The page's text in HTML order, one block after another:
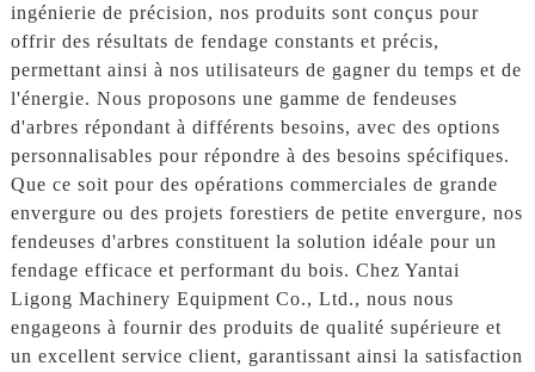
ingénierie de précision, nos produits sont conçus pour
offrir des résultats de fendage constants et précis,
permettant ainsi à nos utilisateurs de gagner du temps et de
l'énergie. Nous proposons une gamme de fendeuses
d'arbres répondant à différents besoins, avec des options
personnalisables pour répondre à des besoins spécifiques.
Que ce soit pour des opérations commerciales de grande
envergure ou des projets forestiers de petite envergure, nos
fendeuses d'arbres constituent la solution idéale pour un
fendage efficace et performant du bois. Chez Yantai
Ligong Machinery Equipment Co., Ltd., nous nous
engageons à fournir des produits de qualité supérieure et
un excellent service client, garantissant ainsi la satisfaction